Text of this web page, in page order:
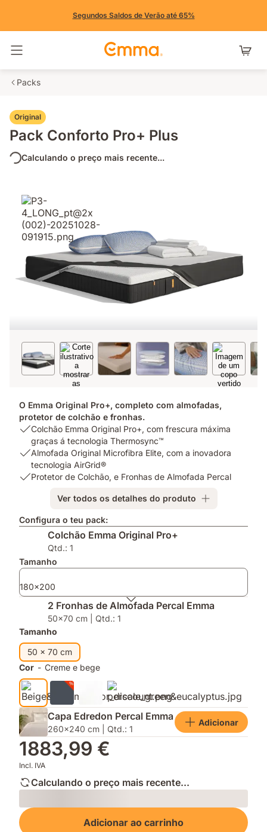
Segundos Saldos de Verão até 65%
Packs
Original
Pack Conforto Pro+ Plus
Calculando o preço mais recente...
O Emma Original Pro+, completo com almofadas,
protetor de colchão e fronhas.
USP
Colchão
Emma
Original
máxima
tecnologia
Thermosync™
Colchão Emma Original Pro+, com frescura máxima
graças á tecnologia Thermosync™
USP
Almofada
Microfibra
com
inovadora
tecnologia
AirGrid®
Almofada Original Microfibra Elite, com a inovadora
tecnologia AirGrid®
USP
Colchão,
Fronhas
de
Almofada
Percal
Protetor de Colchão, e Fronhas de Almofada Percal
Ver todos os detalhes do produto
Configura o teu pack:
Colchão Emma Original Pro+
Qtd.: 1
Tamanho
180x200
2 Fronhas de Almofada Percal Emma
50x70 cm | Qtd.: 1
Tamanho
50 x 70 cm
Cor - Creme e bege
Capa Edredon Percal Emma
260x240 cm | Qtd.: 1
Adicionar
1883,99 €
Incl. IVA
Calculando o preço mais recente...
Loading
Adicionar ao carrinho